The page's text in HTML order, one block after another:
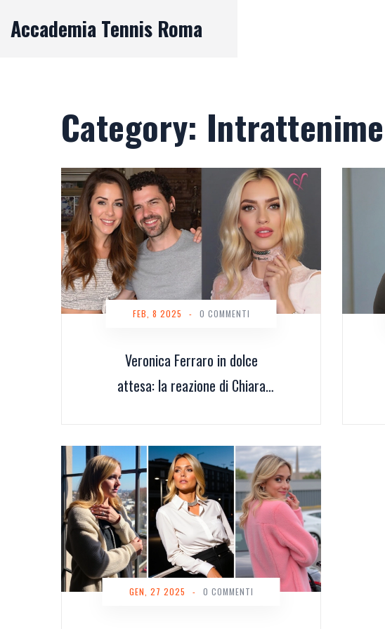
Accademia Tennis Roma
Category:
Veronica Ferraro in dolce
attesa: la reazione di Chiara
FEB, 8 2025 - 0 COMMENTI
GEN, 27 2025 - 0 COMMENTI